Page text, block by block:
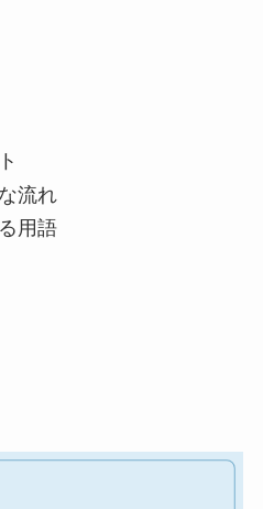
流れ
用語